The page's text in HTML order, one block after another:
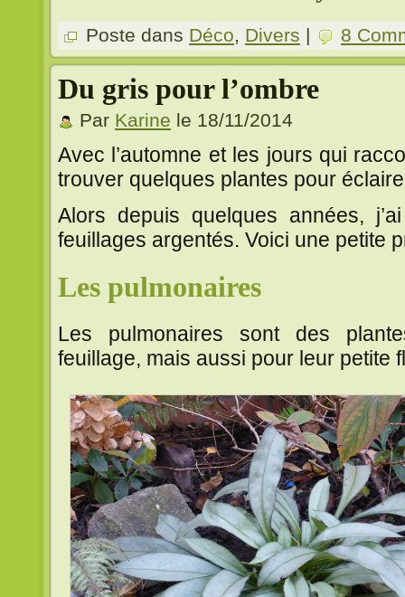
Poste dans Déco, Divers | 8
Du gris pour l’ombre
Par Karine le 18/11/2014
Avec l’automne et les jours qui
trouver quelques plantes pour
Alors depuis quelques années,
feuillages argentés. Voici une petite
Les pulmonaires
Les pulmonaires sont des
feuillage, mais aussi pour leur petite